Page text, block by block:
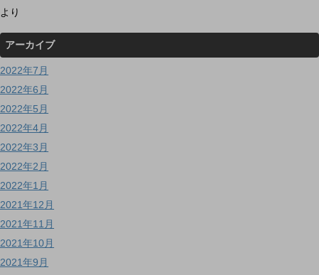
より
アーカイブ
2022年7月
2022年6月
2022年5月
2022年4月
2022年3月
2022年2月
2022年1月
2021年12月
2021年11月
2021年10月
2021年9月